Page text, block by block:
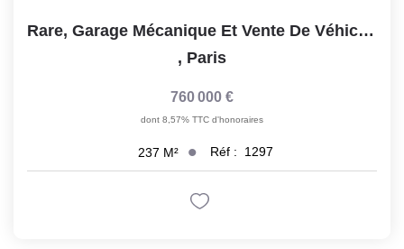
Rare, Garage Mécanique Et Vente De Véhicules À Vendre À...
, Paris
760 000 €
dont 8,57% TTC d'honoraires
237 M² Réf : 1297